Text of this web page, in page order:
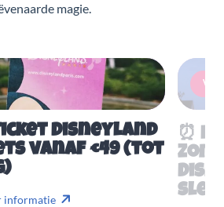
magie.
Disneyland
vanaf €49 (tot
informatie
⏰